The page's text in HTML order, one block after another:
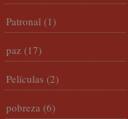
Patronal (1)
paz (17)
Películas (2)
pobreza (6)